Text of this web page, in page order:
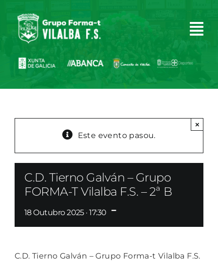
content
Este evento pasou.
×
C.D. Tierno Galván – Grupo
FORMA-T Vilalba F.S. – 2ª B
18 Outubro 2025 · 17:30 -
C.D. Tierno Galván – Grupo Forma-t Vilalba F.S.